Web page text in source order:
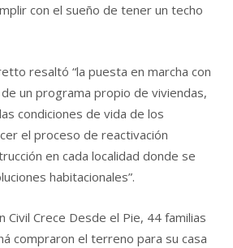
con el sueño de tener un techo
resaltó “la puesta en marcha con
un programa propio de viviendas,
condiciones de vida de los
el proceso de reactivación
en cada localidad donde se
habitacionales”.
Civil Crece Desde el Pie, 44 familias
compraron el terreno para su casa